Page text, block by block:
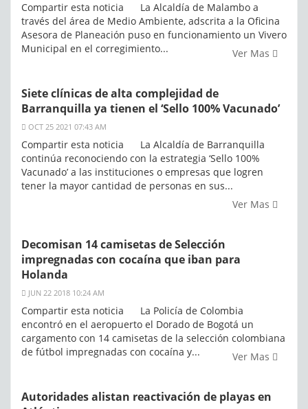
Compartir esta noticia La Alcaldía de Malambo a
través del área de Medio Ambiente, adscrita a la Oficina
Asesora de Planeación puso en funcionamiento un Vivero
Municipal en el corregimiento...
Ver Mas
Siete clínicas de alta complejidad de
Barranquilla ya tienen el ‘Sello 100% Vacunado’
OCT 25 2021 07:43 AM
Compartir esta noticia La Alcaldía de Barranquilla
continúa reconociendo con la estrategia ‘Sello 100%
Vacunado’ a las instituciones o empresas que logren
tener la mayor cantidad de personas en sus...
Ver Mas
Decomisan 14 camisetas de Selección
impregnadas con cocaína que iban para
Holanda
JUN 22 2018 10:24 AM
Compartir esta noticia La Policía de Colombia
encontró en el aeropuerto el Dorado de Bogotá un
cargamento con 14 camisetas de la selección colombiana
de fútbol impregnadas con cocaína y...
Ver Mas
Autoridades alistan reactivación de playas en